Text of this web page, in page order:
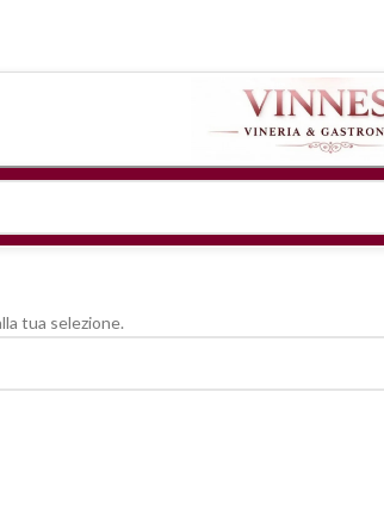
tua selezione.